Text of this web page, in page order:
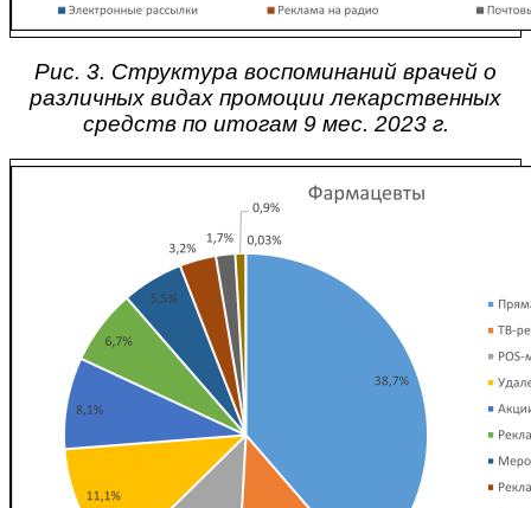
Рис. 3. Структура воспоминаний врачей о
различных видах промоции лекарственных
средств по итогам 9 мес. 2023 г.